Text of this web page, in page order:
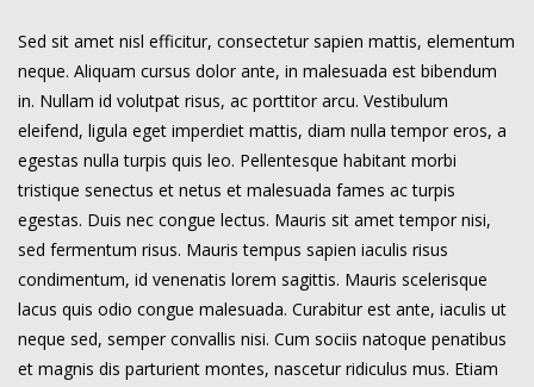
Sed sit amet nisl efficitur, consectetur sapien mattis, elementum
neque. Aliquam cursus dolor ante, in malesuada est bibendum
in. Nullam id volutpat risus, ac porttitor arcu. Vestibulum
eleifend, ligula eget imperdiet mattis, diam nulla tempor eros, a
egestas nulla turpis quis leo. Pellentesque habitant morbi
tristique senectus et netus et malesuada fames ac turpis
egestas. Duis nec congue lectus. Mauris sit amet tempor nisi,
sed fermentum risus. Mauris tempus sapien iaculis risus
condimentum, id venenatis lorem sagittis. Mauris scelerisque
lacus quis odio congue malesuada. Curabitur est ante, iaculis ut
neque sed, semper convallis nisi. Cum sociis natoque penatibus
et magnis dis parturient montes, nascetur ridiculus mus. Etiam